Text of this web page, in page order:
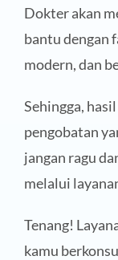
Dokter akan
bantu dengan
modern, dan
Sehingga,
pengobatan
jangan ragu
melalui
Tenang!
kamu